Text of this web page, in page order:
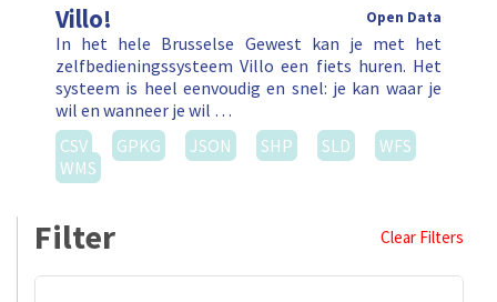
Villo! Open Data
In het hele Brusselse Gewest kan je met het
zelfbedieningssysteem Villo een fiets huren. Het
systeem is heel eenvoudig en snel: je kan waar je
wil en wanneer je wil …
CSV
GPKG JSON SHP SLD
WFS
WMS
Filter Clear Filters